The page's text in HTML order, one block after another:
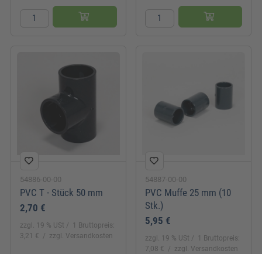
54886-00-00
PVC T - Stück 50 mm
2,70 €
zzgl. 19 % USt
1 Bruttopreis:
3,21 €
zzgl. Versandkosten
54887-00-00
PVC Muffe 25 mm (10
Stk.)
5,95 €
zzgl. 19 % USt
1 Bruttopreis:
7,08 €
zzgl. Versandkosten